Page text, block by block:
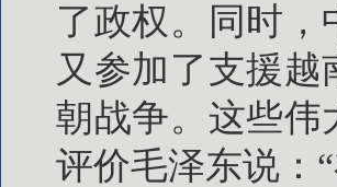
了政权。同时
又参加了支援
朝战争。这些伟
评价毛泽东说：